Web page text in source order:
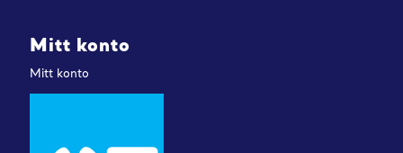
Mitt konto
Mitt konto